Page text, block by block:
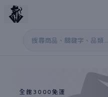
搜尋關鍵字
全館3000免運